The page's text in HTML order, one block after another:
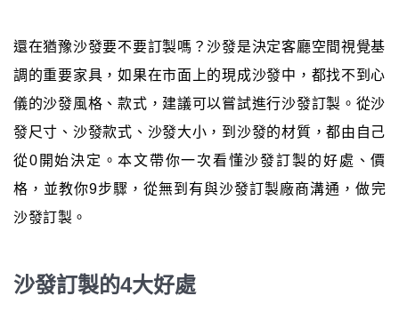
還在猶豫沙發要不要訂製嗎？沙發是決定客廳空間視覺基
調的重要家具，如果在市面上的現成沙發中，都找不到心
儀的沙發風格、款式，建議可以嘗試進行沙發訂製。從沙
發尺寸、沙發款式、沙發大小，到沙發的材質，都由自己
從0開始決定。本文帶你一次看懂沙發訂製的好處、價
格，並教你9步驟，從無到有與沙發訂製廠商溝通，做完
沙發訂製。
沙發訂製的4大好處